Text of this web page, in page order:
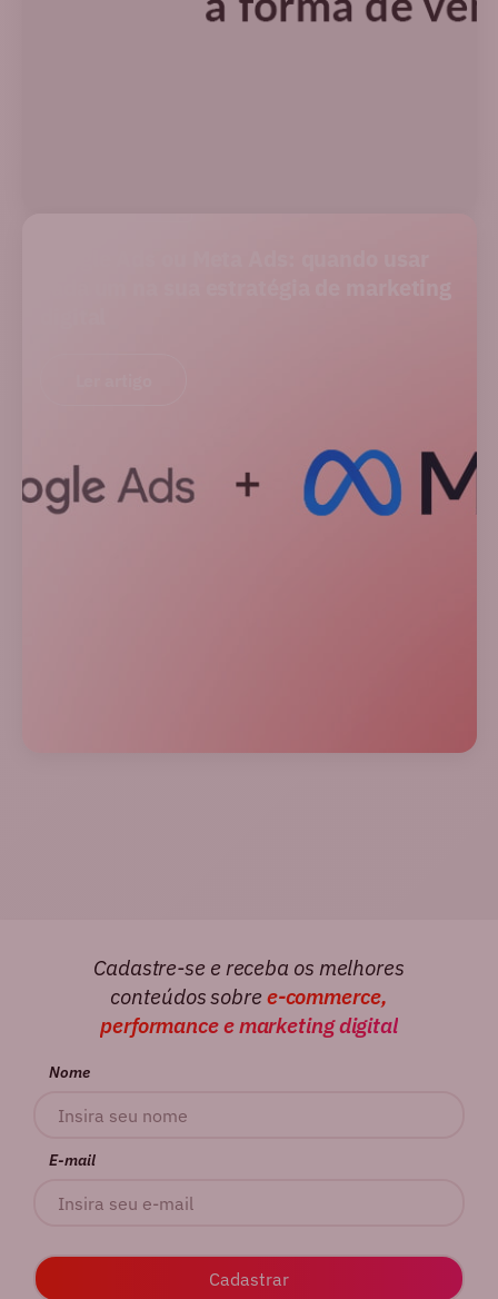
Cadastre-se e receba os melhores
conteúdos sobre e-commerce,
performance e marketing digital
Nome
E-mail